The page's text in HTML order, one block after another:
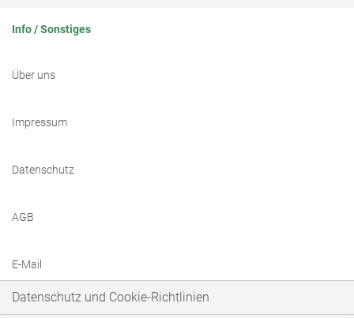
Info / Sonstiges
Über uns
Impressum
Datenschutz
AGB
E-Mail
Datenschutz und Cookie-Richtlinien